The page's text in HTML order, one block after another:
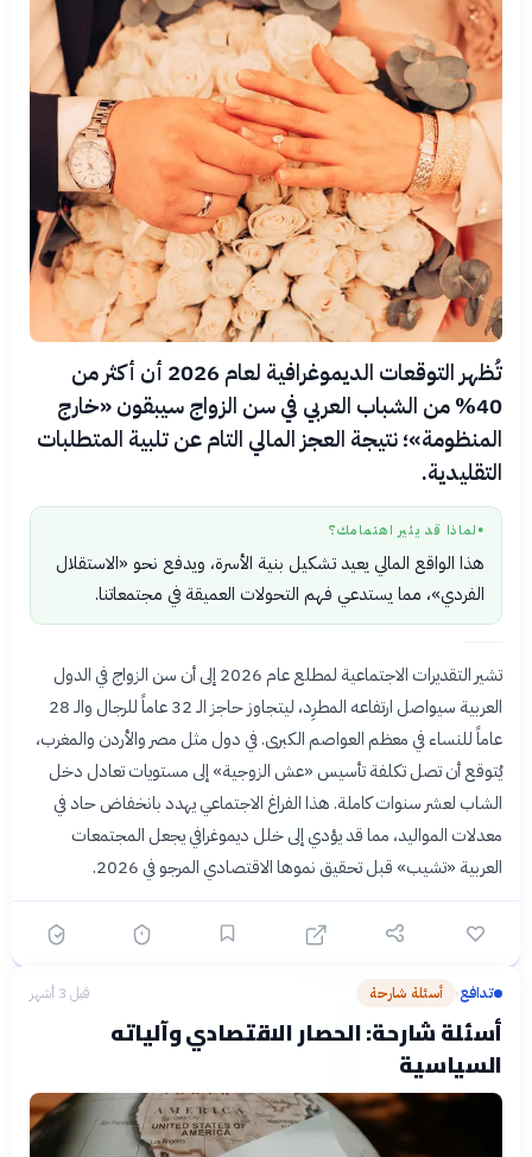
تُظهر التوقعات الديموغرافية لعام 2026 أن أكثر من
40% من الشباب العربي في سن الزواج سيبقون «خارج
المنظومة»؛ نتيجة العجز المالي التام عن تلبية المتطلبات
التقليدية.
● لماذا قد يثير اهتمامك؟
هذا الواقع المالي يعيد تشكيل بنية الأسرة، ويدفع نحو «الاستقلال
الفردي»، مما يستدعي فهم التحولات العميقة في مجتمعاتنا.
تشير التقديرات الاجتماعية لمطلع عام 2026 إلى أن سن الزواج في الدول
العربية سيواصل ارتفاعه المطرِد، ليتجاوز حاجز الـ 32 عاماً للرجال والـ 28
عاماً للنساء في معظم العواصم الكبرى. في دول مثل مصر والأردن والمغرب،
يُتوقع أن تصل تكلفة تأسيس «عش الزوجية» إلى مستويات تعادل دخل
الشاب لعشر سنوات كاملة. هذا الفراغ الاجتماعي يهدد بانخفاض حاد في
معدلات المواليد، مما قد يؤدي إلى خلل ديموغرافي يجعل المجتمعات
العربية «تشيب» قبل تحقيق نموها الاقتصادي المرجو في 2026.
تدافع› أسئلة شارحة قبل 3 أشهر
أسئلة شارحة: الحصار الاقتصادي وآلياته
السياسية